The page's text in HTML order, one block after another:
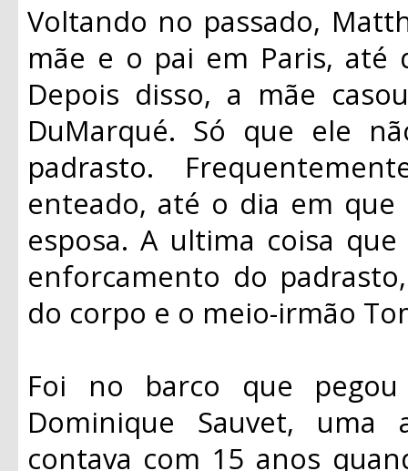
Voltando no passado,
mãe e o pai em Paris, até
Depois disso, a mãe
DuMarqué. Só que ele
padrasto.
enteado, até o dia em
esposa. A ultima coisa
enforcamento do
do corpo e o meio-irmão
Foi no barco que
Dominique Sauvet,
contava com 15 anos